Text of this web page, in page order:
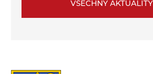
VŠECHNY AKTUALITY